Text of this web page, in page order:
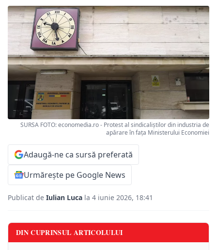
SURSA FOTO: economedia.ro - Protest al sindicaliștilor din industria de
apărare în fața Ministerului Economiei
Adaugă-ne ca sursă preferată
Urmărește pe Google News
Publicat de Iulian Luca la 4 iunie 2026, 18:41
DIN CUPRINSUL ARTICOLULUI